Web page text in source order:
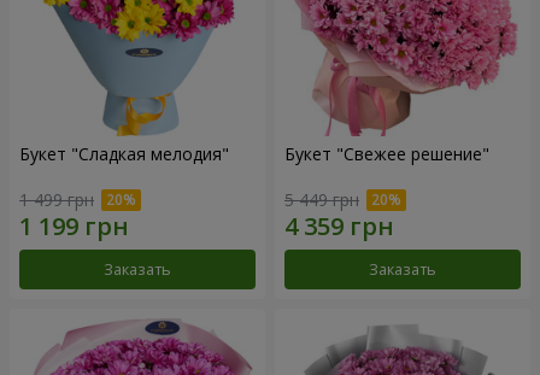
Букет "Сладкая мелодия"
1 499 грн
Заказать
Букет "Свежее решение"
5 449 грн
Заказать